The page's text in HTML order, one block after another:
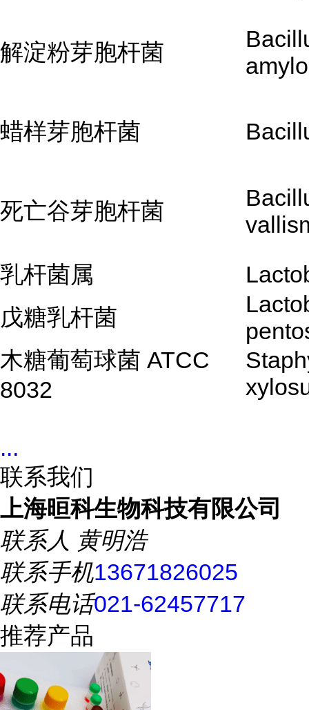
解淀粉芽胞杆菌
蜡样芽胞杆菌
死亡谷芽胞杆菌
乳杆菌属
戊糖乳杆菌
木糖葡萄球菌 ATCC
8032
...
联系我们
上海晅科生物科技有限公司
联系人 黄明浩
联系手机13671826025
联系电话021-62457717
推荐产品